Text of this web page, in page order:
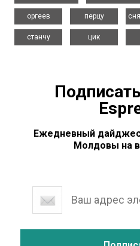
оргеев
перцу
станчу
цик
Ежедневный
Молдовы на